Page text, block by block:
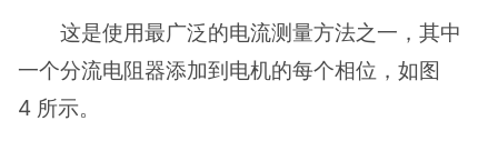
这是使用最广泛的电流测量方法之一，其中
一个分流电阻器添加到电机的每个相位，如图
4 所示。